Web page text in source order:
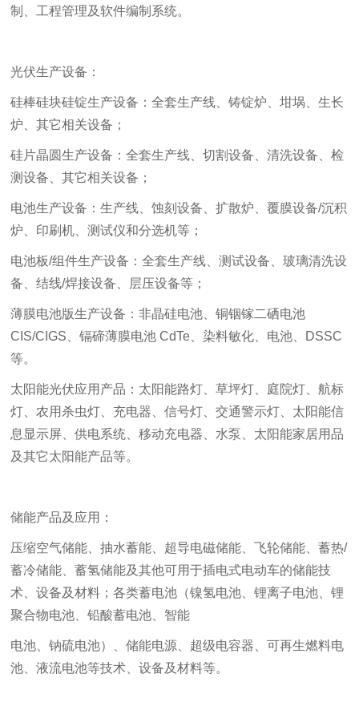
制
、工程管理及软件编制系统。
光伏生产设备：
硅棒硅块硅锭生产设备：全套生产线、铸锭炉、坩埚、生长
炉、其它相关设备；
硅片晶圆生产设备：全套生产线、切割设备、清洗设备、检
测设备、其它相关设备；
电池生产设备：生产线、蚀刻设备、扩散炉、覆膜设备/沉积
炉、印刷机、测试仪和分选机等；
电池板/组件生产设备：全套生产线、测试设备、玻璃清洗设
备、结线/焊接设备、层压设备等；
薄膜电池版生产设备：非晶硅电池、铜铟镓二硒电池
CIS/CIGS、镉碲薄膜电池 CdTe、染料敏化、电池、DSSC
等。
太阳能光伏应用产品：太阳能路灯、草坪灯、庭院灯、航标
灯、农用杀虫灯、充电器、信号灯、交通警示灯、太阳能信
息显示屏、供电系统、移动充电器、水泵、太阳能家居用品
及其它太阳能产品等。
储能产品及应用：
压缩空气储能、抽水蓄能、超导电磁储能、飞轮储能、蓄热/
蓄冷储能、蓄氢储能及其他可用于插电式电动车的储能技
术、设备及材料；各类蓄电池（镍氢电池、锂离子电池、锂
聚合物电池、铅酸蓄电池、智能
电池、钠硫电池）、储能电源、超级电容器、可再生燃料电
池 、液流电池等技术、设备及材料等。